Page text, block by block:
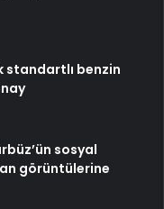
standartlı benzin
sosyal
görüntülerine